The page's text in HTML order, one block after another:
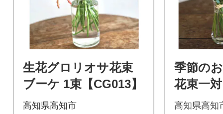
生花グロリオサ花束
ブーケ 1束【CG013】
高知県高知市
季節の
花束一
9】
高知県高知